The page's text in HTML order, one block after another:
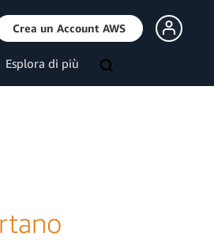
Crea un Account AWS
Esplora di più